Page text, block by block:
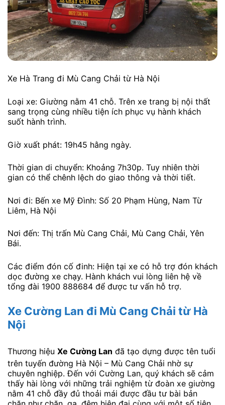
Xe Hà Trang đi Mù Cang Chải từ Hà Nội
Loại xe: Giường nằm 41 chỗ. Trên xe trang bị nội thất
sang trọng cùng nhiều tiện ích phục vụ hành khách
suốt hành trình.
Giờ xuất phát: 19h45 hằng ngày.
Thời gian di chuyển: Khoảng 7h30p. Tuy nhiên thời
gian có thể chênh lệch do giao thông và thời tiết.
Nơi đi: Bến xe Mỹ Đình: Số 20 Phạm Hùng, Nam Từ
Liêm, Hà Nội
Nơi đến: Thị trấn Mù Cang Chải, Mù Cang Chải, Yên
Bái.
Các điểm đón cố đinh: Hiện tại xe có hỗ trợ đón khách
dọc đường xe chạy. Hành khách vui lòng liên hệ về
tổng đài 1900 888684 để được tư vấn hỗ trợ.
Xe Cường Lan đi Mù Cang Chải từ Hà
Nội
Thương hiệu Xe Cường Lan đã tạo dựng được tên tuổi
trên tuyến đường Hà Nội – Mù Cang Chải nhờ sự
chuyên nghiệp. Đến với Cường Lan, quý khách sẽ cảm
thấy hài lòng với những trải nghiệm từ đoàn xe giường
nằm 41 chỗ đầy đủ thoải mái được đầu tư bài bản